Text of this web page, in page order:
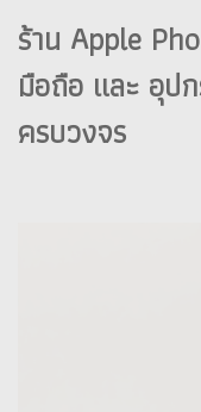
ร้าน Apple
มือถือ และ อุป
ครบวงจร